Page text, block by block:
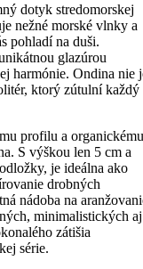
dotyk stredomorskej
nežné morské vlnky a
pohladí na duši.
glazúrou
harmónie. Ondina nie
ktorý zútulní každý
profilu a organickému
S výškou len 5 cm a
je ideálna ako
drobných
nádoba na
minimalistických aj
zátišia
série.